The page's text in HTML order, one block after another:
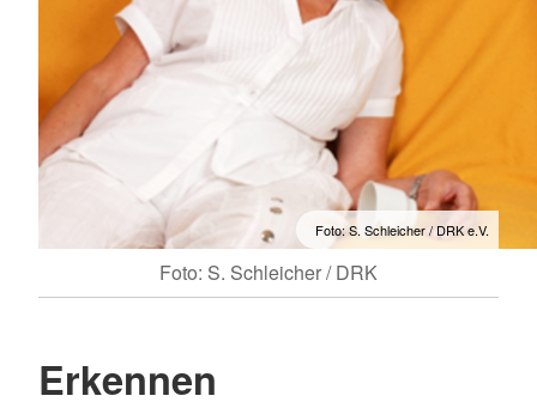
Foto: S. Schleicher / DRK e.V.
Foto: S. Schleicher / DRK
Erkennen